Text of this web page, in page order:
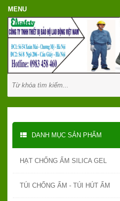
DANH MỤC SẢN PHẨM
HẠT CHỐNG ẨM SILICA GEL
TÚI CHỐNG ẨM - TÚI HÚT ẨM